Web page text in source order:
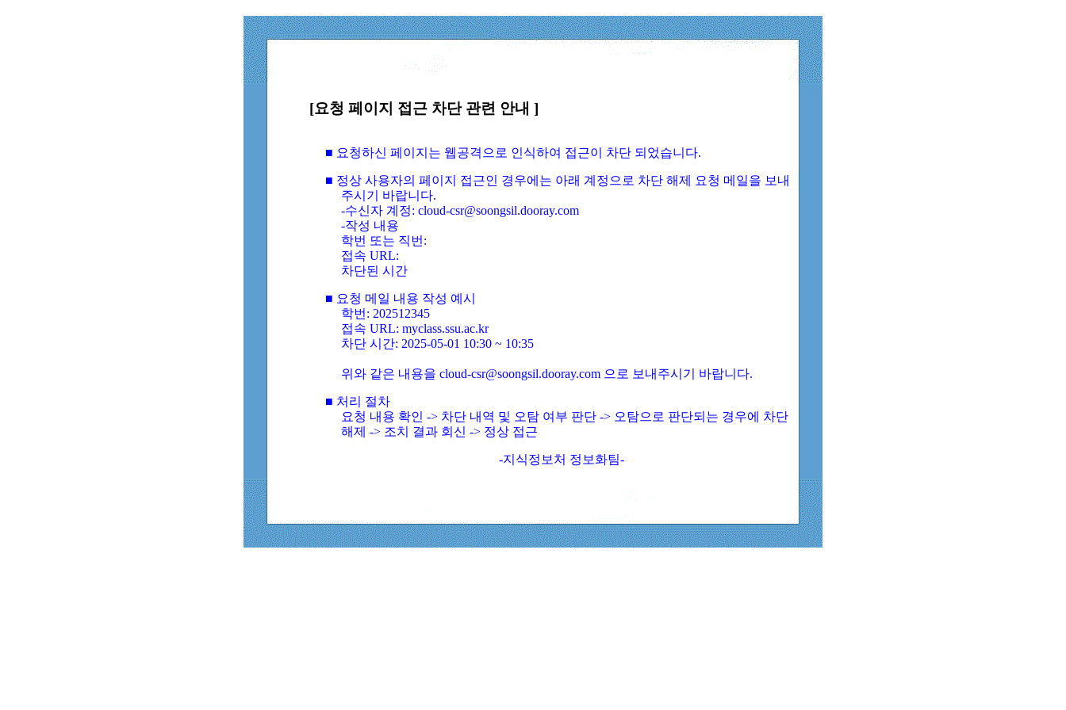
[요청 페이지 접근 차단 관련 안내 ]
■ 요청하신 페이지는 웹공격으로 인식하여 접근이 차단 되었습니다.
■ 정상 사용자의 페이지 접근인 경우에는 아래 계정으로 차단 해제 요청 메일을 보내
주시기 바랍니다.
-수신자 계정: cloud-csr@soongsil.dooray.com
-작성 내용
학번 또는 직번:
접속 URL:
차단된 시간
■ 요청 메일 내용 작성 예시
학번: 202512345
접속 URL: myclass.ssu.ac.kr
차단 시간: 2025-05-01 10:30 ~ 10:35
위와 같은 내용을 cloud-csr@soongsil.dooray.com 으로 보내주시기 바랍니다.
■ 처리 절차
요청 내용 확인 -> 차단 내역 및 오탐 여부 판단 -> 오탐으로 판단되는 경우에 차단
해제 -> 조치 결과 회신 -> 정상 접근
-지식정보처 정보화팀-